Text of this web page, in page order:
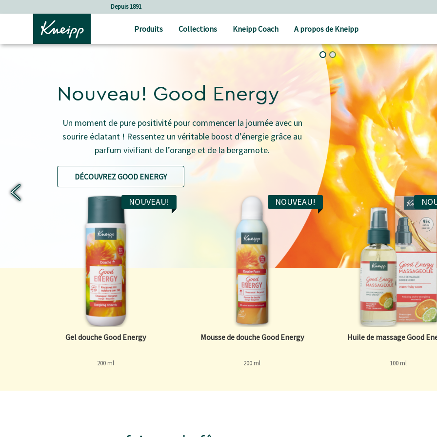
Sauter au contenu du pied de pageSoins holistiques
Produits Collections Kneipp Coach A propos de Kneipp
Nouveau! Good Energy
Un moment de pure positivité pour commencer la journée avec un
sourire éclatant ! Ressentez un véritable boost d’énergie grâce au
parfum vivifiant de l’orange et de la bergamote.
DÉCOUVREZ GOOD ENERGY
NOUVEAU!
Gel douche Good Energy
200 ml
NOUVEAU!
Mousse de douche Good Energy
200 ml
Huile de massage Good
100 ml